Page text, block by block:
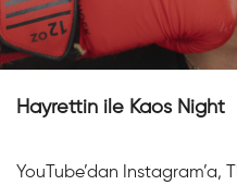
Hayrettin ile Kaos Night
YouTube’dan Instagram’a,